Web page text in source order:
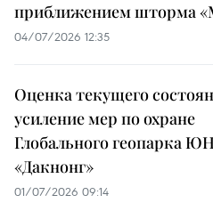
приближением шторма
04/07/2026 12:35
Оценка текущего
усиление мер по охране
Глобального геопарка
«Дакнонг»
01/07/2026 09:14